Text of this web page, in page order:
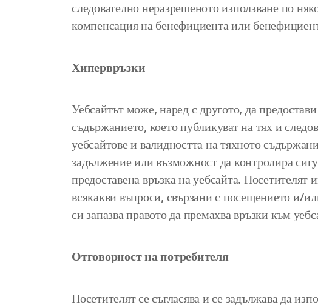
следователно неразрешеното използване по
компенсация на бенефициента или
Хипервръзки
Уебсайтът може, наред с другото, да
съдържанието, което публикуват на тях и
уебсайтове и валидността на тяхното
задължение или възможност да контролира
предоставена връзка на уебсайта.
всякакви въпроси, свързани с посещението и/
си запазва правото да премахва връзки към
Отговорност на потребителя
Посетителят се съгласява и се задължава да